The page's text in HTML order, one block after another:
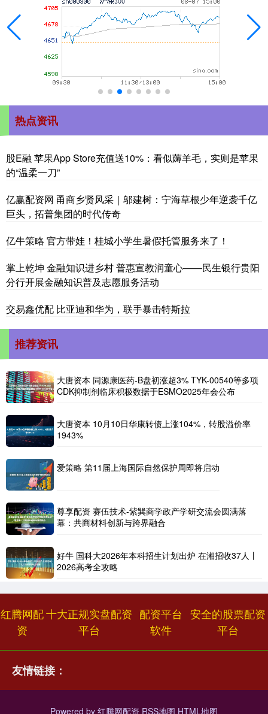
热点资讯
股E融 苹果App Store充值送10%：看似薅羊毛，实则是苹果
的“温柔一刀”
亿赢配资网 甬商乡贤风采｜邬建树：宁海草根少年逆袭千亿
巨头，拓普集团的时代传奇
亿牛策略 官方带娃！桂城小学生暑假托管服务来了！
掌上乾坤 金融知识进乡村 普惠宣教润童心——民生银行贵阳
分行开展金融知识普及志愿服务活动
交易鑫优配 比亚迪和华为，联手暴击特斯拉
推荐资讯
大唐资本 同源康医药-B盘初涨超3% TYK-00540等多项
CDK抑制剂临床积极数据于ESMO2025年会公布
大唐资本 10月10日华康转债上涨104%，转股溢价率
1943%
爱策略 第11届上海国际自然保护周即将启动
尊享配资 赛伍技术-紫巽商学政产学研交流会圆满落
幕：共商材料创新与跨界融合
好牛 国科大2026年本科招生计划出炉 在湘招收37人丨
2026高考全攻略
红腾网配
资
十大正规实盘配资
平台
配资平台
软件
安全的股票配资
平台
友情链接：
Powered by 红腾网配资 RSS地图 HTML地图